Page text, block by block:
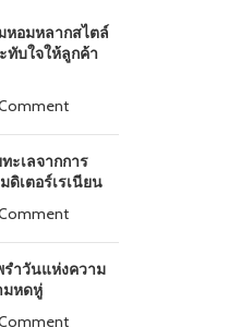
หอมหลากสไตล์
ทับใจให้ลูกค้า
ะเลจากการ
ดิเตอร์เรเนียน
ำวันแห่งความ
มหดหู่